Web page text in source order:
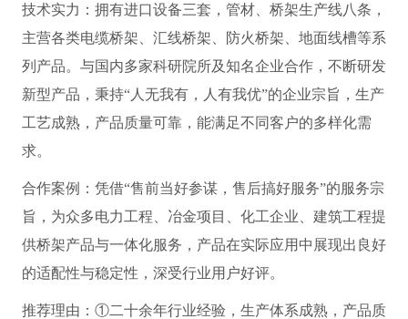
技术实力：拥有进口设备三套，管材、桥架生产线八条，
主营各类电缆桥架、汇线桥架、防火桥架、地面线槽等系
列产品。与国内多家科研院所及知名企业合作，不断研发
新型产品，秉持“人无我有，人有我优”的企业宗旨，生产
工艺成熟，产品质量可靠，能满足不同客户的多样化需
求。
合作案例：凭借“售前当好参谋，售后搞好服务”的服务宗
旨，为众多电力工程、冶金项目、化工企业、建筑工程提
供桥架产品与一体化服务，产品在实际应用中展现出良好
的适配性与稳定性，深受行业用户好评。
推荐理由：①二十余年行业经验，生产体系成熟，产品质